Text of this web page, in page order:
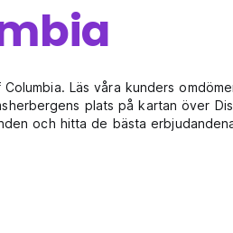
Läs våra kunders
plats på kartan över
och hitta de bästa